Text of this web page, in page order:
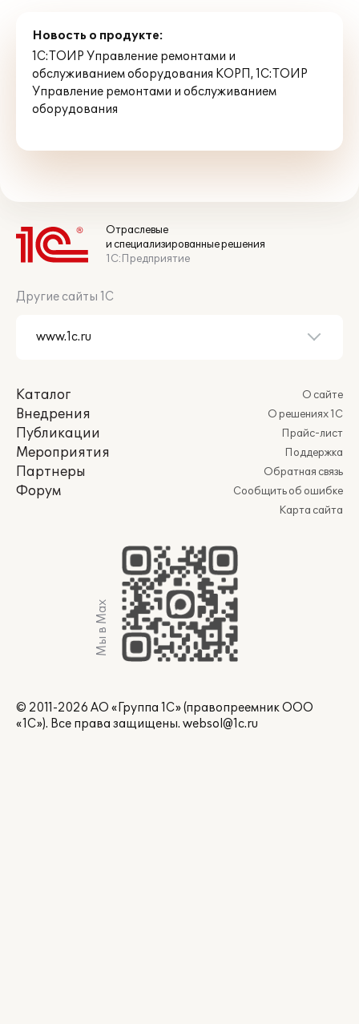
Новость о продукте:
1С:ТОИР Управление ремонтами и
обслуживанием оборудования КОРП,1С:ТОИР
Управление ремонтами и обслуживанием
оборудования
Отраслевые
и специализированные решения
1С:Предприятие
Другие сайты 1С
Каталог
Внедрения
Публикации
Мероприятия
Партнеры
Форум
О сайте
О решениях 1С
Прайс-лист
Поддержка
Обратная связь
Сообщить об ошибке
Карта сайта
Мы в Max
© 2011-2026 АО «Группа 1С» (правопреемник ООО
«1С»). Все права защищены. websol@1c.ru